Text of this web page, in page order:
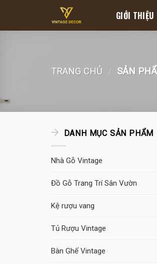
content
GIỚI THIỆU
TRANG CHỦ / SẢN
DANH MỤC SẢN PHẨM
Nhà Gỗ Vintage
Đồ Gỗ Trang Trí Sân Vườn
Kệ rượu vang
Tủ Rượu Vintage
Bàn Ghế Vintage